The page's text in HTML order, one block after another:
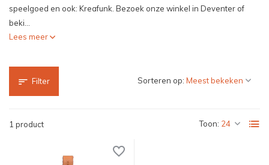
speelgoed en ook: Kreafunk. Bezoek onze winkel in Deventer of
beki...
Lees meer
Filter
1 product Toon:
Sorteren op: